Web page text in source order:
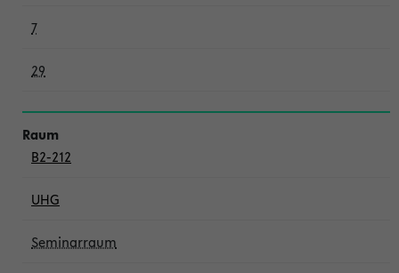
7
29
B2-212
UHG
Seminarraum